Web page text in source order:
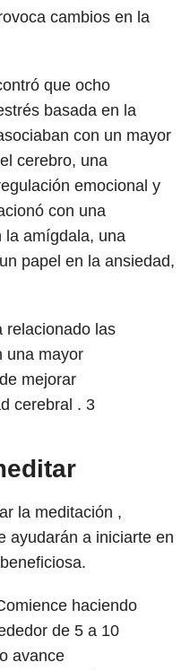
cambios en la
que ocho
basada en la
con un mayor
cerebro, una
emocional y
con una
la amígdala, una
papel en la ansiedad,
relacionado las
una mayor
mejorar
cerebral . 3
la meditación ,
ayudarán a iniciarte en
haciendo
de 5 a 10
avance